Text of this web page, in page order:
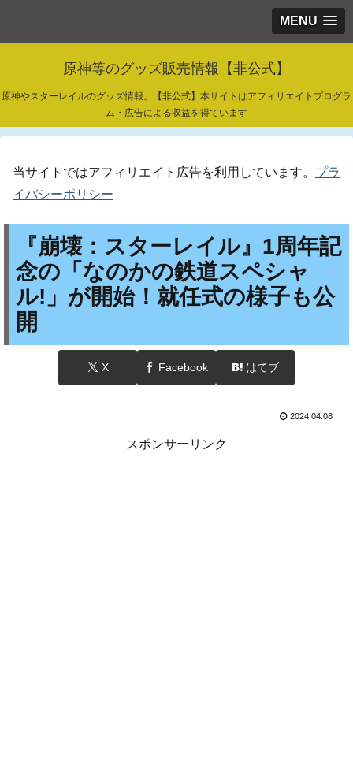
MENU
原神等のグッズ販売情報【非公式】
原神やスターレイルのグッズ情報。【非公式】本サイトはアフィリエイトプログラ
ム・広告による収益を得ています
当サイトではアフィリエイト広告を利用しています。 プラ
イバシーポリシー
『崩壊：スターレイル』1周年記
念の「なのかの鉄道スペシャ
ル!」が開始！就任式の様子も公
開
X Facebook はてブ
2024.04.08
スポンサーリンク